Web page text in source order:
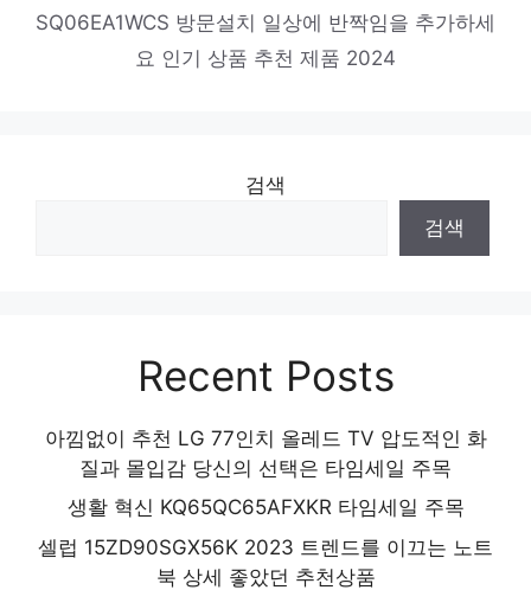
새로운 시작, 새로운 아이템 인기 상품 추천
제품 2024
천 제품 2024
SQ06EA1WCS 방문설치 일상에 반짝임을 추가하세
요 인기 상품 추천 제품 2024
검색
검색
Recent Posts
아낌없이 추천 LG 77인치 올레드 TV 압도적인 화
질과 몰입감 당신의 선택은 타임세일 주목
생활 혁신 KQ65QC65AFXKR 타임세일 주목
셀럽 15ZD90SGX56K 2023 트렌드를 이끄는 노트
북 상세 좋았던 추천상품